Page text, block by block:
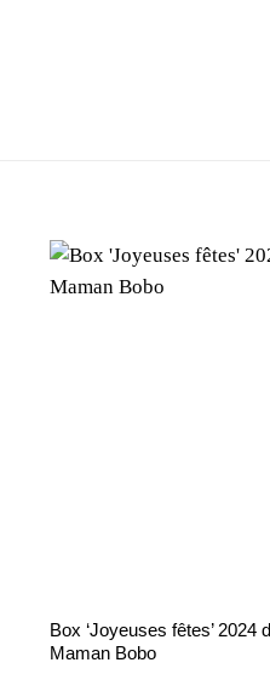
Box ‘Joyeuses fêtes’ 2024
Maman Bobo
Ce
produit